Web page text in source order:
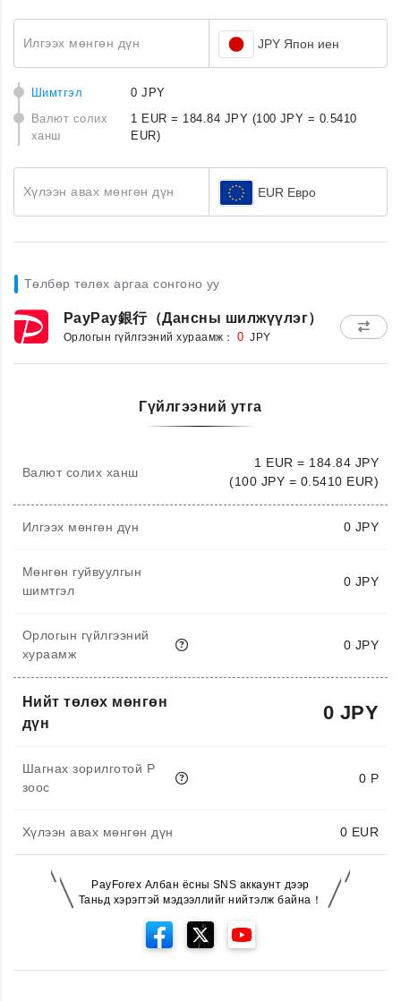
Илгээх мөнгөн дүн JPY Япон иен
Шимтгэл
0 JPY
Валют солих
ханш
1 EUR = 184.84 JPY (100 JPY = 0.5410
EUR)
Хүлээн авах мөнгөн дүн EUR Евро
Төлбөр төлөх аргаа сонгоно уу
PayPay銀行（Дансны шилжүүлэг）
Орлогын гүйлгээний хураамж： 0 JPY
Гүйлгээний утга
Валют солих ханш
1 EUR = 184.84 JPY
(100 JPY = 0.5410 EUR)
Илгээх мөнгөн дүн 0 JPY
Мөнгөн гуйвуулгын
шимтгэл
0 JPY
Орлогын гүйлгээний
хураамж
0 JPY
Нийт төлөх мөнгөн
дүн
0 JPY
Шагнах зорилготой P
зоос
0 P
Хүлээн авах мөнгөн дүн 0 EUR
PayForex Албан ёсны SNS аккаунт дээр
Таньд хэрэгтэй мэдээллийг нийтэлж байна！